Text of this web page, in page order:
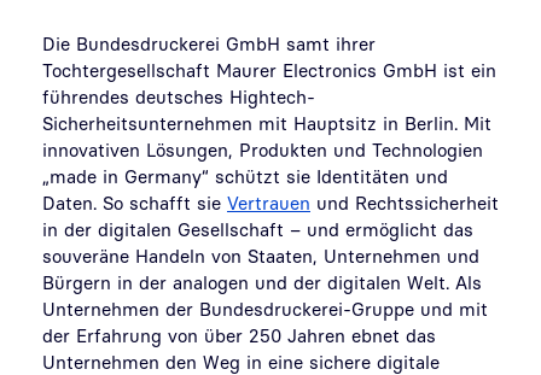
Die Bundesdruckerei GmbH samt ihrer
Tochtergesellschaft Maurer Electronics GmbH ist ein
führendes deutsches Hightech-
Sicherheitsunternehmen mit Hauptsitz in Berlin. Mit
innovativen Lösungen, Produkten und Technologien
„made in Germany“ schützt sie Identitäten und
Daten. So schafft sie Vertrauen und Rechtssicherheit
in der digitalen Gesellschaft – und ermöglicht das
souveräne Handeln von Staaten, Unternehmen und
Bürgern in der analogen und der digitalen Welt. Als
Unternehmen der Bundesdruckerei-Gruppe und mit
der Erfahrung von über 250 Jahren ebnet das
Unternehmen den Weg in eine sichere digitale